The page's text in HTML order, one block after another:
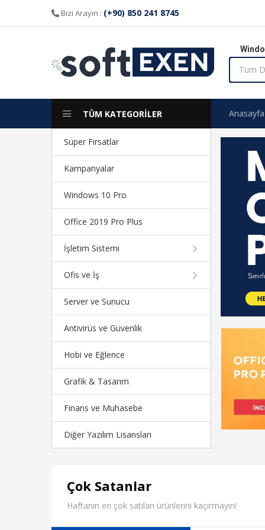
Bizi Arayın : (+90) 850 241 8745
TÜM KATEGORİLER
Süper Fırsatlar
Kampanyalar
Windows 10 Pro
Office 2019 Pro Plus
İşletim Sistemi
Ofis ve İş
Server ve Sunucu
Antivirüs ve Güvenlik
Hobi ve Eğlence
Grafik & Tasarım
Finans ve Muhasebe
Diğer Yazılım Lisansları
Anasayfa
Çok Satanlar
Haftanın en çok satılan ürünlerini kaçırmayın!